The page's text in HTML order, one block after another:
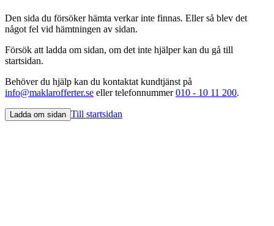
Den sida du försöker hämta verkar inte finnas. Eller så blev det
något fel vid hämtningen av sidan.
Försök att ladda om sidan, om det inte hjälper kan du gå till
startsidan.
Behöver du hjälp kan du kontaktat kundtjänst på
info@maklarofferter.se eller telefonnummer010 - 10 11 200.
Ladda om sidan Till startsidan